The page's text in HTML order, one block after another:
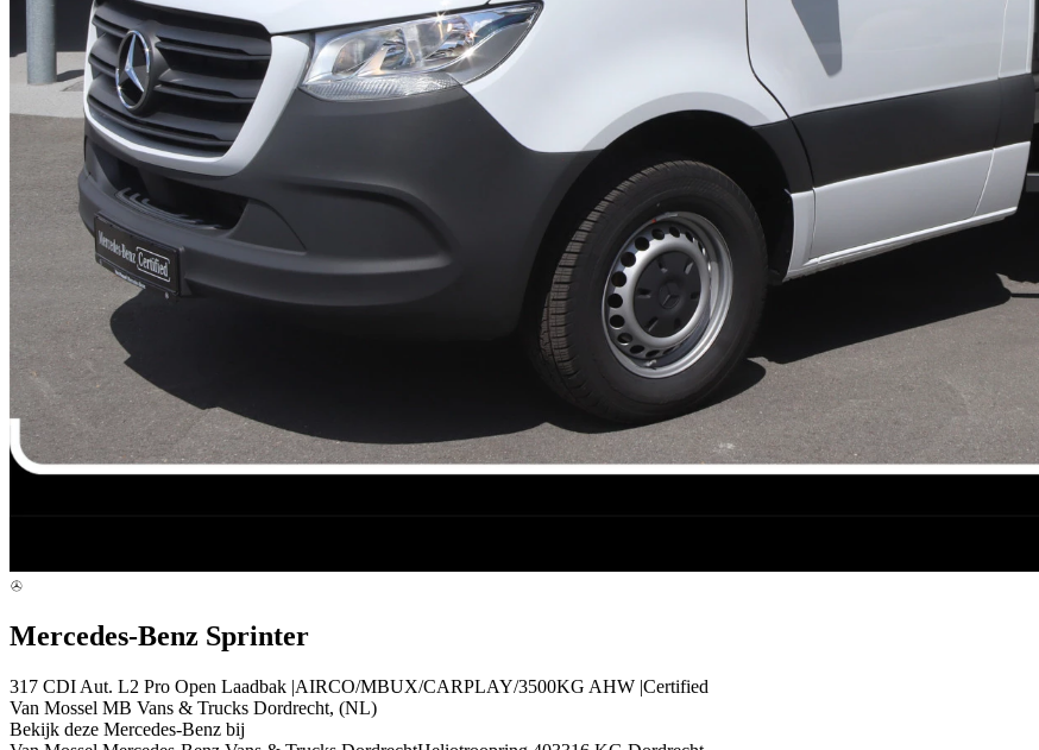
Mercedes-Benz Sprinter
317 CDI Aut. L2 Pro Open Laadbak |AIRCO/MBUX/CARPLAY/3500KG AHW |Certified
Van Mossel MB Vans & Trucks Dordrecht, (NL)
Bekijk deze Mercedes-Benz bij